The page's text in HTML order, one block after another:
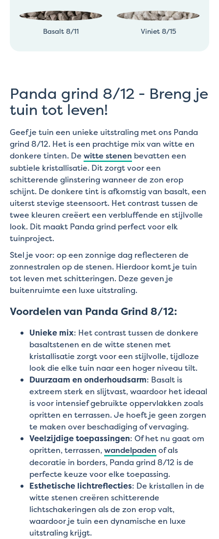
Basalt 8/11 Viniet 8/15
Panda grind 8/12 - Breng je
tuin tot leven!
Geef je tuin een unieke uitstraling met ons Panda
grind 8/12. Het is een prachtige mix van witte en
donkere tinten. De witte stenen bevatten een
subtiele kristallisatie. Dit zorgt voor een
schitterende glinstering wanneer de zon erop
schijnt. De donkere tint is afkomstig van basalt, een
uiterst stevige steensoort. Het contrast tussen de
twee kleuren creëert een verbluffende en stijlvolle
look. Dit maakt Panda grind perfect voor elk
tuinproject.
Stel je voor: op een zonnige dag reflecteren de
zonnestralen op de stenen. Hierdoor komt je tuin
tot leven met schitteringen. Deze geven je
buitenruimte een luxe uitstraling.
Voordelen van Panda Grind 8/12:
Unieke mix: Het contrast tussen de donkere
basaltstenen en de witte stenen met
kristallisatie zorgt voor een stijlvolle, tijdloze
look die elke tuin naar een hoger niveau tilt.
Duurzaam en onderhoudsarm: Basalt is
extreem sterk en slijtvast, waardoor het ideaal
is voor intensief gebruikte oppervlakken zoals
opritten en terrassen. Je hoeft je geen zorgen
te maken over beschadiging of vervaging.
Veelzijdige toepassingen: Of het nu gaat om
opritten, terrassen, wandelpaden of als
decoratie in borders, Panda grind 8/12 is de
perfecte keuze voor elke toepassing.
Esthetische lichtreflecties: De kristallen in de
witte stenen creëren schitterende
lichtschakeringen als de zon erop valt,
waardoor je tuin een dynamische en luxe
uitstraling krijgt.